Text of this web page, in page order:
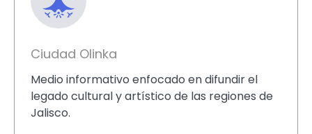
Ciudad Olinka
Medio informativo enfocado en difundir el
legado cultural y artístico de las regiones de
Jalisco.